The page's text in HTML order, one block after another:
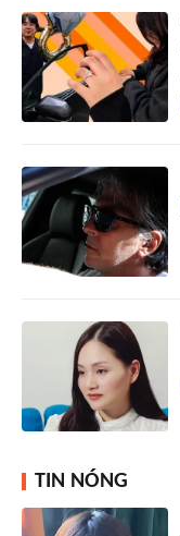
TIN NÓNG